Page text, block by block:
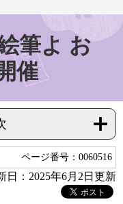
筆よ お
催
ページ番号：0060516
日：2025年6月2日更新